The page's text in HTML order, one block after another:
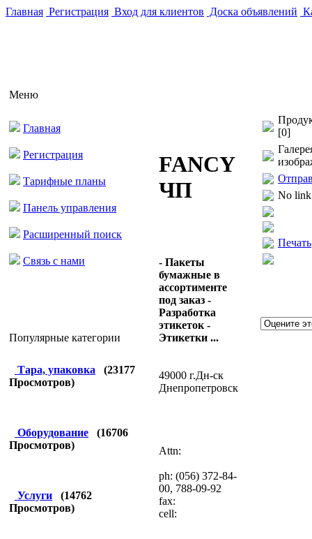
Главная Регистрация Вход для клиентов Доска объявлений
Меню
Главная
Регистрация
Тарифные планы
Панель управления
Расширенный поиск
Связь с нами
Популярные категории
Тара, упаковка (23177
Просмотров)
Оборудование (16706
Просмотров)
Услуги (14762
Просмотров)
FANCY
ЧП
- Пакеты
бумажные в
ассортименте
под заказ -
Разработка
этикеток -
Этикетки ...
49000 г.Дн-ск
Днепропетровск
Attn:
ph: (056) 372-84-
00, 788-09-92
fax:
cell:
[0]
No link
Печать